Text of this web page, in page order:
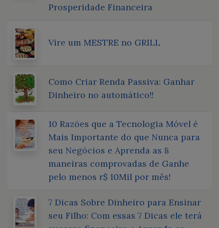
Prosperidade Financeira
Vire um MESTRE no GRILL
Como Criar Renda Passiva: Ganhar
Dinheiro no automático!!
10 Razões que a Tecnologia Móvel é
Mais Importante do que Nunca para
seu Negócios e Aprenda as 8
maneiras comprovadas de Ganhe
pelo menos r$ 10Mil por mês!
7 Dicas Sobre Dinheiro para Ensinar
seu Filho: Com essas 7 Dicas ele terá